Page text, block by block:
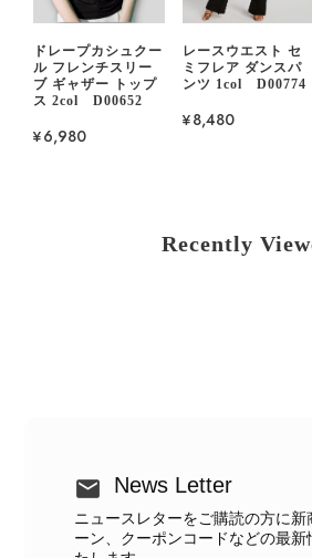
ドレープカシュクー
ル フレンチスリー
ブ ギャザー トップ
ス 2col D00652
¥6,980
レースウエスト セ
ミフレア ダンスパ
ンツ 1col D00774
¥8,480
Recently
News Letter
ニュースレターをご購読の方に新
ーン、クーポンコードなどの最新